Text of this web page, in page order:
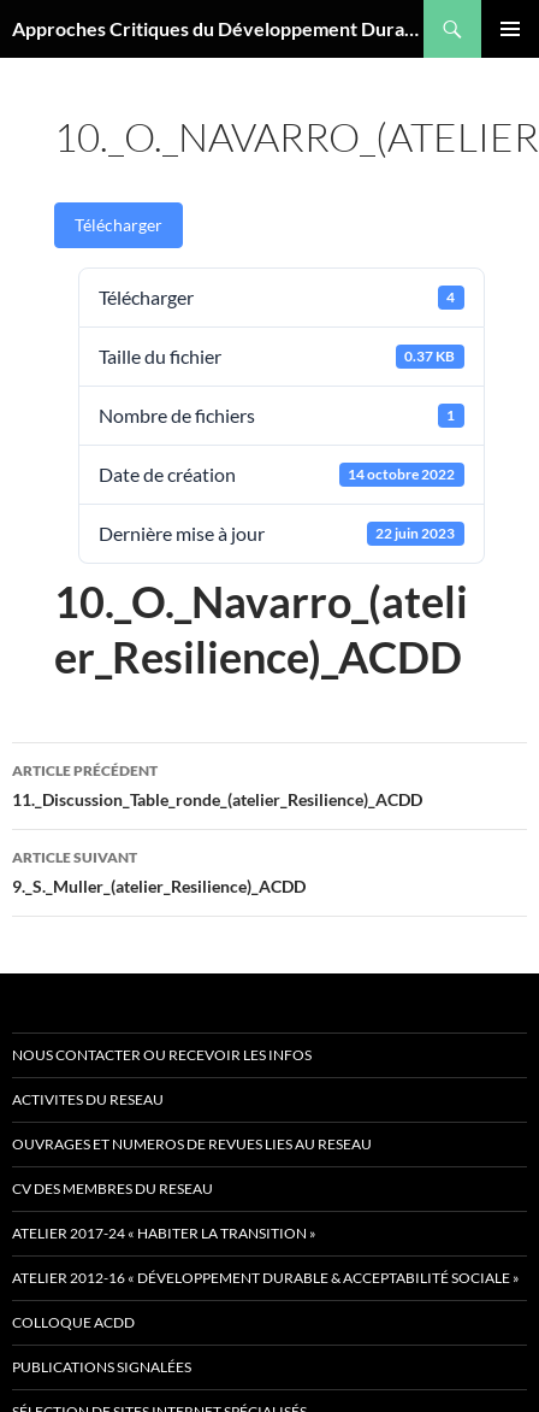
au
Approches Critiques du Développement Durable
Télécharger
Télécharger 4
Taille du fichier 0.37 KB
Nombre de fichiers 1
Date de création 14 octobre 2022
Dernière mise à jour 22 juin 2023
10._O._Navarro_(ateli
er_Resilience)_ACDD
Navigation
des
articles
ARTICLE PRÉCÉDENT
11._Discussion_Table_ronde_(atelier_Resilience)_ACDD
ARTICLE SUIVANT
9._S._Muller_(atelier_Resilience)_ACDD
NOUS CONTACTER OU RECEVOIR LES INFOS
ACTIVITES DU RESEAU
OUVRAGES ET NUMEROS DE REVUES LIES AU RESEAU
CV DES MEMBRES DU RESEAU
ATELIER 2017-24 « HABITER LA TRANSITION »
ATELIER 2012-16 « DÉVELOPPEMENT DURABLE & ACCEPTABILITÉ SOCIALE »
COLLOQUE ACDD
PUBLICATIONS SIGNALÉES